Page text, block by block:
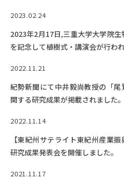
2023.02.24
2023年2月17日,三重大学大学院
を記念して植樹式・講演会が行われ
2022.11.21
紀勢新聞にて中井毅尚教授の「
関する研究成果が掲載されました。
2022.11.14
【東紀州サテライト東紀州産業
研究成果発表会を開催しました。
2021.11.17